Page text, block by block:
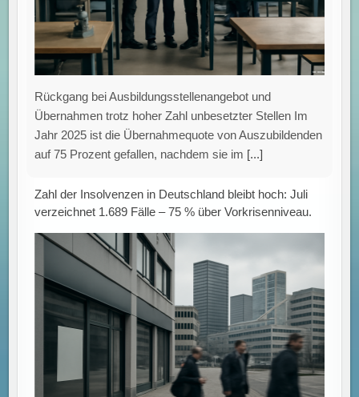
Rückgang bei Ausbildungsstellenangebot und
Übernahmen trotz hoher Zahl unbesetzter Stellen Im
Jahr 2025 ist die Übernahmequote von Auszubildenden
auf 75 Prozent gefallen, nachdem sie im [...]
Zahl der Insolvenzen in Deutschland bleibt hoch: Juli
verzeichnet 1.689 Fälle – 75 % über Vorkrisenniveau.